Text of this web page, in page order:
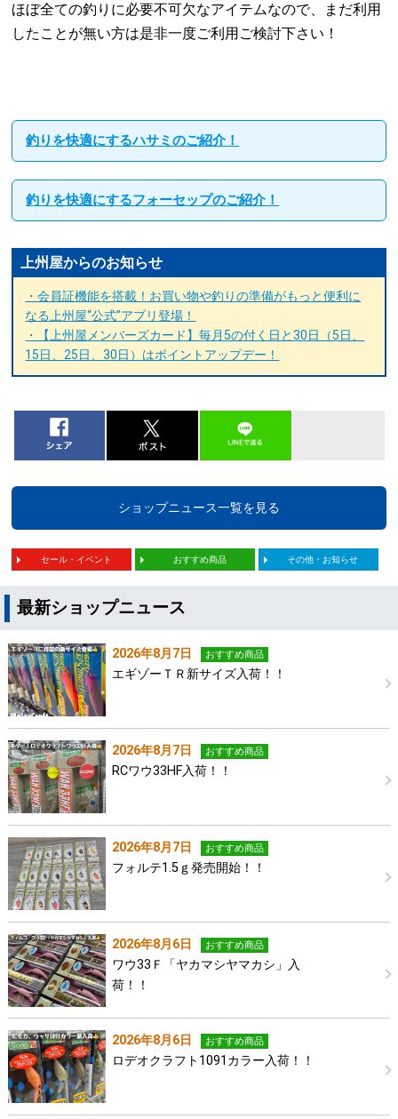
ほぼ全ての釣りに必要不可欠なアイテムなので、まだ利用
したことが無い方は是非一度ご利用ご検討下さい！
釣りを快適にするハサミのご紹介！
釣りを快適にするフォーセップのご紹介！
上州屋からのお知らせ
・会員証機能を搭載！お買い物や釣りの準備がもっと便利に
なる上州屋“公式”アプリ登場！
・【上州屋メンバーズカード】毎月5の付く日と30日（5日、
15日、25日、30日）はポイントアップデー！
ショップニュース一覧を見る
セール・イベント おすすめ商品 その他・お知らせ
最新ショップニュース
2026年8月7日 おすすめ商品
エギゾーＴＲ新サイズ入荷！！
2026年8月7日 おすすめ商品
RCワウ33HF入荷！！
2026年8月7日 おすすめ商品
フォルテ1.5ｇ発売開始！！
2026年8月6日 おすすめ商品
ワウ33Ｆ「ヤカマシヤマカシ」入
荷！！
2026年8月6日 おすすめ商品
ロデオクラフト1091カラー入荷！！